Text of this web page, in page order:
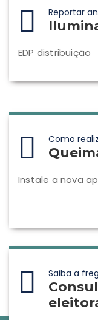
Reportar
EDP distribuição
Como
Instale a nova
Saiba a